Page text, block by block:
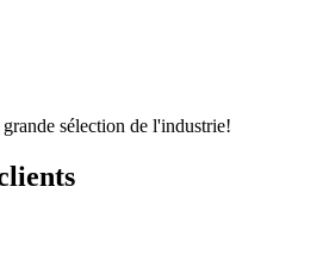
sélection de l'industrie!